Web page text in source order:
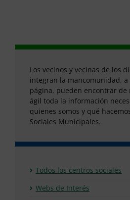
Los vecinos y vecinas de los
integran la mancomunidad, a
página, pueden encontrar de
ágil toda la información
quienes somos y qué
Sociales Municipales.
Todos los centros sociales
Webs de Interés